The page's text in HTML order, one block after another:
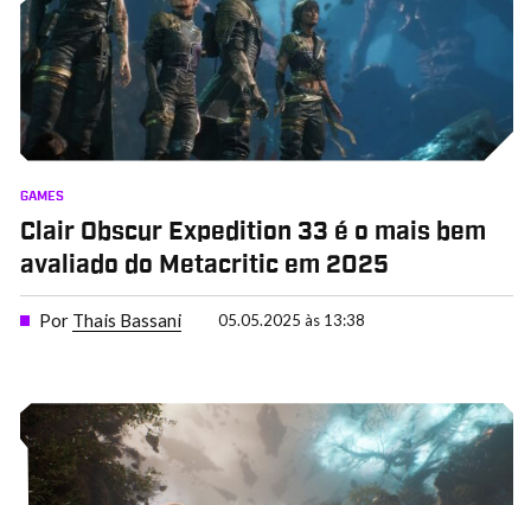
GAMES
Clair Obscur Expedition 33 é o mais bem
avaliado do Metacritic em 2025
Por Thais Bassani 05.05.2025 às 13:38